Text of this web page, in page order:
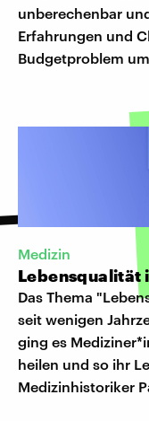
unberechenbar
Erfahrungen und
Budgetproblem
Medizin
Lebensqualität
Das Thema
seit wenigen
ging es
heilen und so ihr
Medizinhistoriker